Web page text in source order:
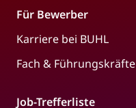
Für Bewerber
Karriere bei BUHL
Fach & Führungskräfte
Job-Trefferliste